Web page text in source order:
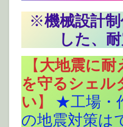
※機械設計
した、
【大地震に耐
を守るシェル
い】
★工場・
の地震対策は